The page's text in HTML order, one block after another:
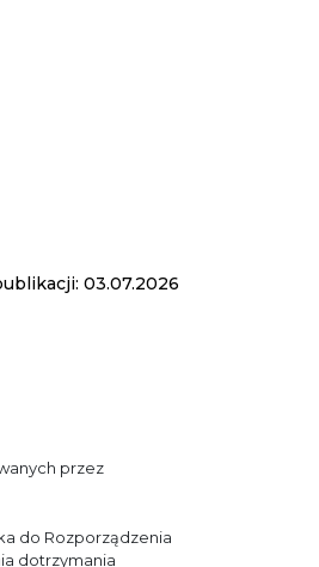
03.07.2026
przez
do Rozporządzenia
dotrzymania